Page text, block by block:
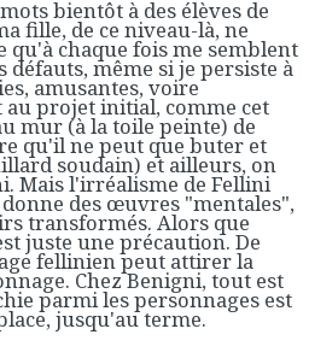
bientôt à des élèves de
fille, de ce niveau-là, ne
qu'à chaque fois me semblent
même si je persiste à
amusantes, voire
projet initial, comme cet
mur (à la toile peinte) de
qu'il ne peut que buter et
soudain) et ailleurs, on
Mais l'irréalisme de Fellini
donne des œuvres "mentales",
transformés. Alors que
juste une précaution. De
fellinien peut attirer la
Chez Benigni, tout est
parmi les personnages est
jusqu'au terme.